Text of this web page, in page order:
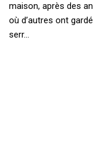
maison, après des
où d’autres ont
serr...